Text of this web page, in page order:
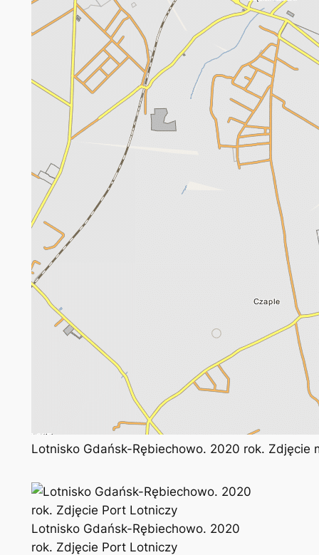
Lotnisko Gdańsk-Rębiechowo. 2020 rok. Zdjęcie
Lotnisko Gdańsk-Rębiechowo. 2020
rok. Zdjęcie Port Lotniczy